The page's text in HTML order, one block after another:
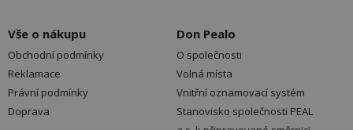
Vše o nákupu
Obchodní podmínky
Reklamace
Právní podmínky
Doprava
Don Pealo
O společnosti
Volná místa
Vnitřní oznamovací systém
Stanovisko společnosti PEAL